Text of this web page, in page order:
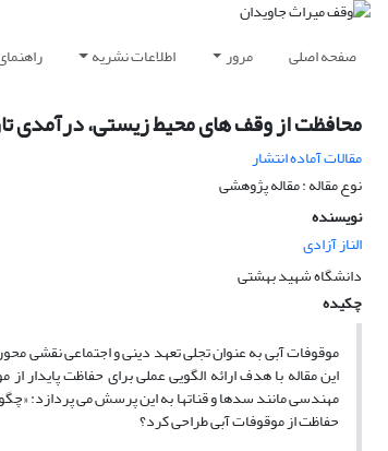
صفحه اصلی مرور اطلاعات نشریه
محافظت از وقف های محیط زیستی، درآمدی
مقالات آماده انتشار
نوع مقاله : مقاله پژوهشی
نویسنده
الناز آزادی
دانشگاه شهید بهشتی
چکیده
موقوفات آبی به عنوان تجلی تعهد دینی و اجتماعی نقشی
این مقاله با هدف ارائه الگویی عملی برای حفاظت پایدار
مهندسی مانند سدها و قناتها به این پرسش می پردازد:
حفاظت از موقوفات آبی طراحی کرد؟